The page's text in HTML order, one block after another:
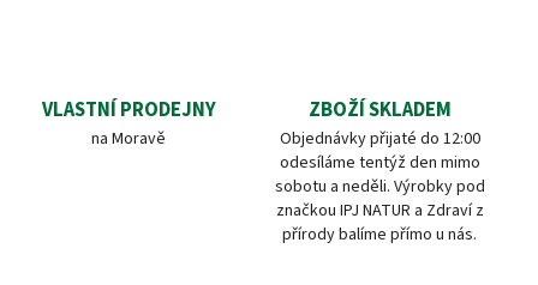
VLASTNÍ PRODEJNY
na Moravě
ZBOŽÍ SKLADEM
Objednávky přijaté do 12:00
odesíláme tentýž den mimo
sobotu a neděli. Výrobky pod
značkou IPJ NATUR a Zdraví z
přírody balíme přímo u nás.